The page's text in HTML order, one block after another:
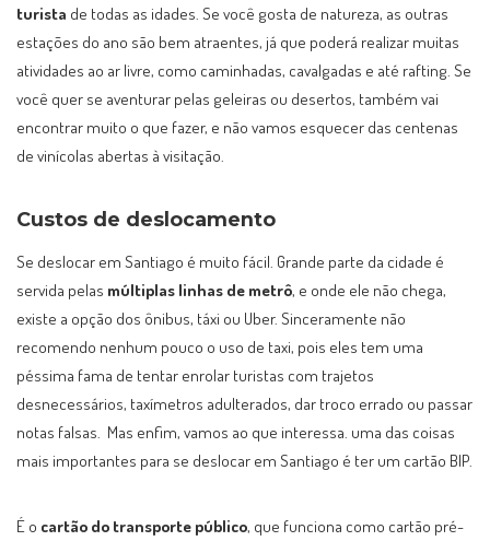
turista de todas as idades. Se você gosta de natureza, as outras
estações do ano são bem atraentes, já que poderá realizar muitas
atividades ao ar livre, como caminhadas, cavalgadas e até rafting. Se
você quer se aventurar pelas geleiras ou desertos, também vai
encontrar muito o que fazer, e não vamos esquecer das centenas
de vinícolas abertas à visitação.
Custos de deslocamento
Se deslocar em Santiago é muito fácil. Grande parte da cidade é
servida pelas múltiplas linhas de metrô, e onde ele não chega,
existe a opção dos ônibus, táxi ou Uber. Sinceramente não
recomendo nenhum pouco o uso de taxi, pois eles tem uma
péssima fama de tentar enrolar turistas com trajetos
desnecessários, taxímetros adulterados, dar troco errado ou passar
notas falsas. Mas enfim, vamos ao que interessa. uma das coisas
mais importantes para se deslocar em Santiago é ter um cartão BIP.
É o cartão do transporte público, que funciona como cartão pré-